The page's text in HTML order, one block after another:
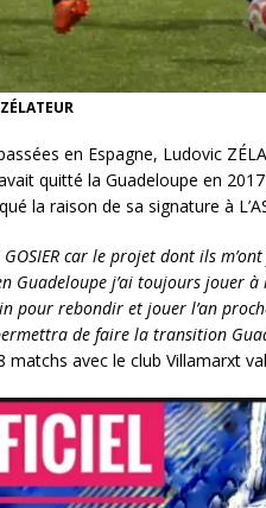
en Espagne, Ludovic
quitté la Guadeloupe en
la raison de sa signature à
GOSIER car le projet dont ils
Guadeloupe j’ai toujours jouer à
pour rebondir et jouer l’an
de faire la transition
matchs avec le club Villamarxt